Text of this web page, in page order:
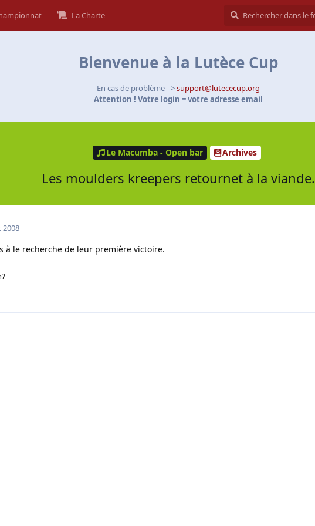
La Charte
Bienvenue à la Lutèce Cup
En cas de problème =>support@lutececup.org
Attention ! Votre login = votre adresse email
Le Macumba - Open bar Archives
Les moulders kreepers retournet à la viande.
2008
à le recherche de leur première victoire.